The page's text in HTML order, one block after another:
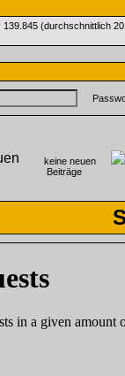
(durchschnittlich
keine neuen
Beiträge